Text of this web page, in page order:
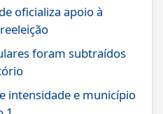
oficializa apoio à
foram subtraídos
intensidade e município